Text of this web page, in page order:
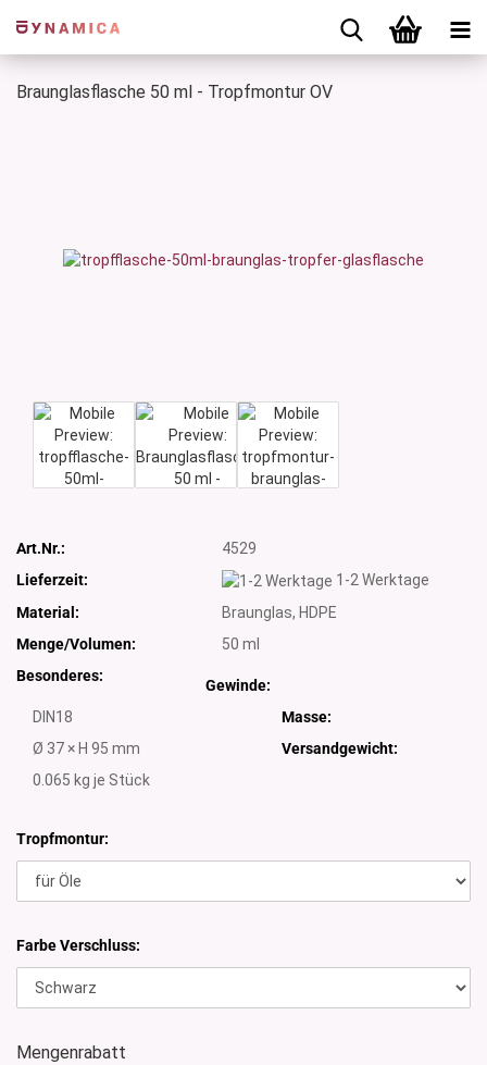
Braunglasflasche 50 ml - Tropfmontur OV
Art.Nr.:
4529
Lieferzeit:
1-2 Werktage
Material:
Braunglas, HDPE
Menge/Volumen:
50 ml
Besonderes:
Gewinde:
DIN18
Masse:
Ø 37 × H 95 mm
Versandgewicht:
0.065 kg je Stück
Tropfmontur:
Farbe Verschluss:
Mengenrabatt